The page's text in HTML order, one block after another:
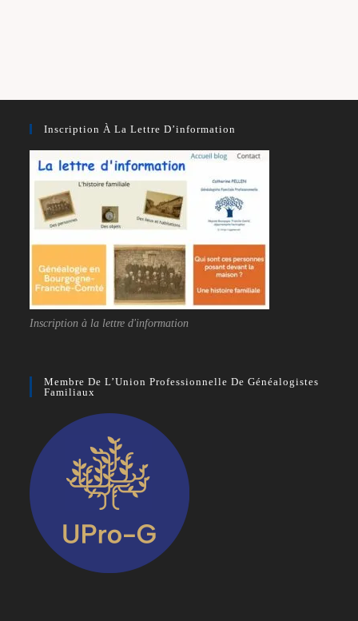
Inscription À La Lettre D’information
Inscription à la lettre d'information
Membre De L’Union Professionnelle De Généalogistes
Familiaux